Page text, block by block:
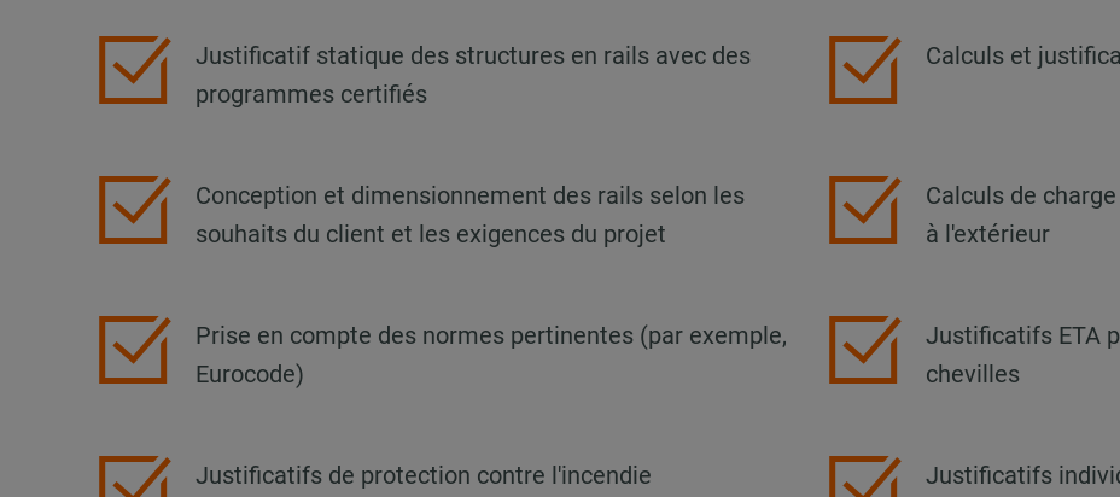
Justificatif statique des structures en rails avec des
programmes certifiés
Calculs et
Conception et dimensionnement des rails selon les
souhaits du client et les exigences du projet
Calculs de
à l'extérieur
Prise en compte des normes pertinentes (par exemple,
Eurocode)
Justificatifs ETA
chevilles
Justificatifs de protection contre l'incendie
Justificatifs